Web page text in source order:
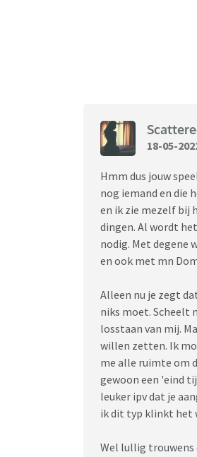
18-05-
Hmm dus jouw
nog iemand en die
en ik zie mezelf bij
dingen. Al wordt
nodig. Met degene
en ook met mn
Alleen nu je zegt
niks moet. Scheelt
losstaan van mij.
willen zetten. Ik
me alle ruimte om
gewoon een 'eind
leuker ipv dat je
ik dit typ klinkt het
Wel lullig trouwens